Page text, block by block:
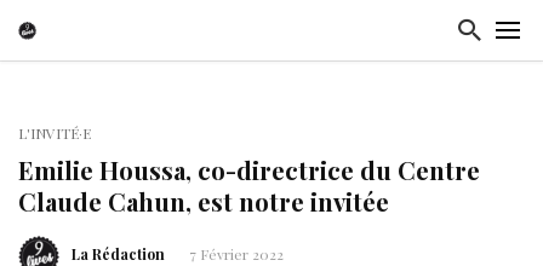
L'INVITÉ·E
Emilie Houssa, co-directrice du Centre
Claude Cahun, est notre invitée
La Rédaction 7 Février 2022